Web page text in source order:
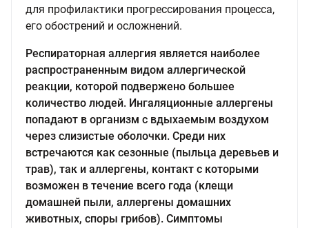
для профилактики прогрессирования процесса,
его обострений и осложнений.
Респираторная аллергия является наиболее
распространенным видом аллергической
реакции, которой подвержено большее
количество людей. Ингаляционные аллергены
попадают в организм с вдыхаемым воздухом
через слизистые оболочки. Среди них
встречаются как сезонные (пыльца деревьев и
трав), так и аллергены, контакт с которыми
возможен в течение всего года (клещи
домашней пыли, аллергены домашних
животных, споры грибов). Симптомы